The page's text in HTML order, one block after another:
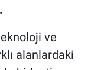
ve
alanlardaki